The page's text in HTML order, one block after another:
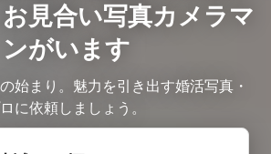
見合い写真カメラマ
ンがいます
始まり。魅力を引き出す婚活写真・
に依頼しましょう。